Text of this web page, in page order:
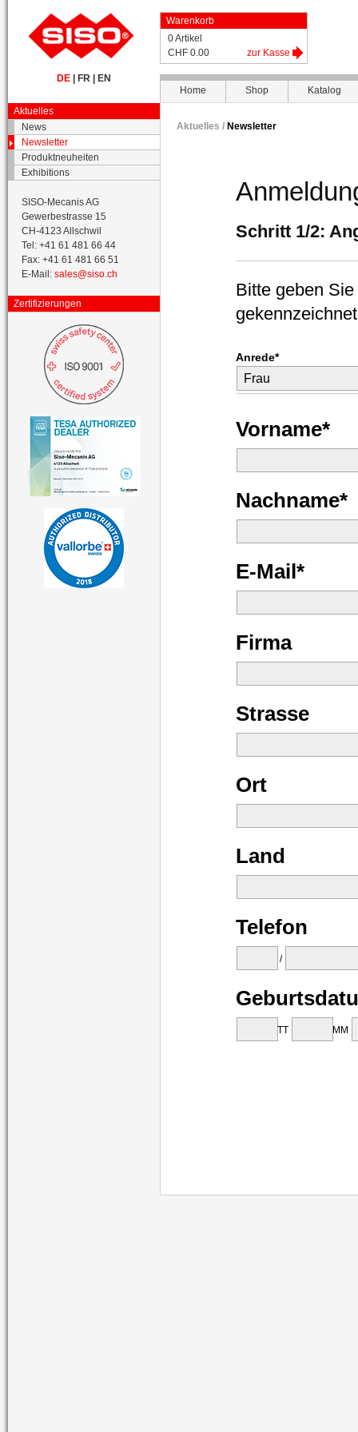
DE FR EN
Warenkorb
0 Artikel
CHF 0.00
zur Kasse
Home Shop
Katalog
Aktuelles
News
Newsletter
Produktneuheiten
Exhibitions
SISO-Mecanis AG
Gewerbestrasse 15
CH-4123 Allschwil
Tel: +41 61 481 66 44
Fax: +41 61 481 66 51
E-Mail: sales@siso.ch
Zertifizierungen
Aktuelles / Newsletter
Schritt 1/2:
Bitte geben
Anrede*
Vorname*
Nachname*
E-Mail*
Firma
Strasse
Ort
Land
Telefon
/
TT MM